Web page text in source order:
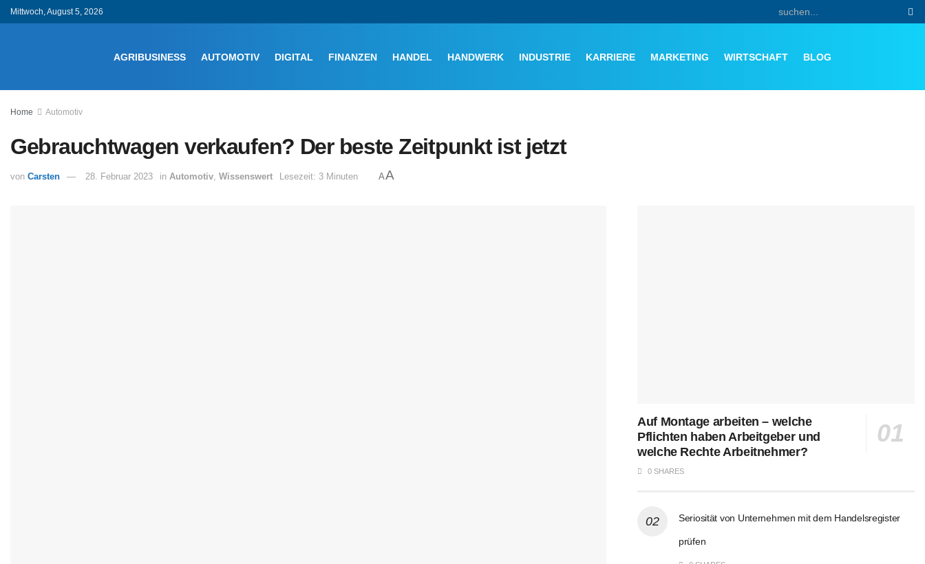
Mittwoch, August 5, 2026
AGRIBUSINESS AUTOMOTIV DIGITAL FINANZEN HANDEL HANDWERK INDUSTRIE KARRIERE MARKETING WIRTSCHAFT BLOG
Home Automotiv
Gebrauchtwagen verkaufen? Der beste Zeitpunkt ist jetzt
von Carsten 28. Februar 2023 in Automotiv Wissenswert Lesezeit: 3 Minuten AA
Auf Montage arbeiten – welche
Pflichten haben Arbeitgeber und
welche Rechte Arbeitnehmer?
0 SHARES
Seriosität von Unternehmen mit dem Handelsregister
prüfen